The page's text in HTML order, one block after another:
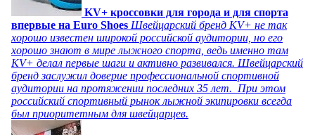
KV+ кроссовки для города и для спорта
впервые на Euro Shoes Швейцарский бренд KV+ не так
хорошо известен широкой российской аудитории, но его
хорошо знают в мире лыжного спорта, ведь именно там
KV+ делал первые шаги и активно развивался. Швейцарский
бренд заслужил доверие профессиональной спортивной
аудитории на протяжении последних 35 лет. При этом
российский спортивный рынок лыжной экипировки всегда
был приоритетным для швейцарцев.